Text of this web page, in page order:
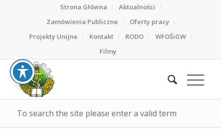
Strona Główna
Aktualności
Zamówienia Publiczne
Oferty pracy
Projekty Unijne
Kontakt RODO
WFOŚiGW
Filmy
To search the site please enter a valid term